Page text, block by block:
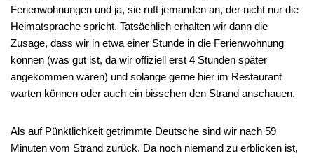
Ferienwohnungen und ja, sie ruft jemanden an, der nicht nur die
Heimatsprache spricht. Tatsächlich erhalten wir dann die
Zusage, dass wir in etwa einer Stunde in die Ferienwohnung
können (was gut ist, da wir offiziell erst 4 Stunden später
angekommen wären) und solange gerne hier im Restaurant
warten können oder auch ein bisschen den Strand anschauen.
Als auf Pünktlichkeit getrimmte Deutsche sind wir nach 59
Minuten vom Strand zurück. Da noch niemand zu erblicken ist,